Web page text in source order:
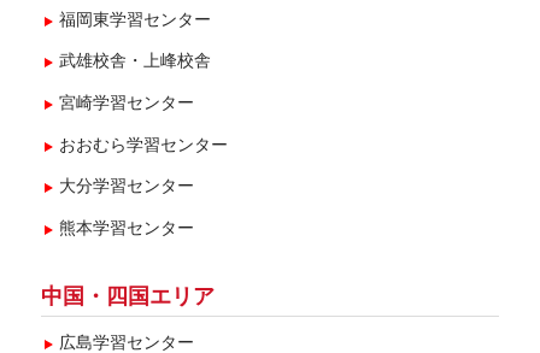
福岡東学習センター
武雄校舎・上峰校舎
宮崎学習センター
おおむら学習センター
大分学習センター
熊本学習センター
中国・四国エリア
広島学習センター